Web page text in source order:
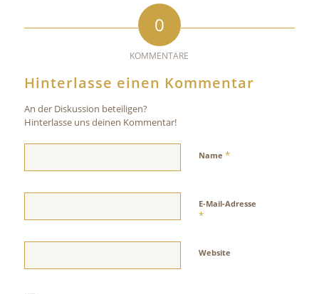
0
KOMMENTARE
Hinterlasse einen Kommentar
An der Diskussion beteiligen?
Hinterlasse uns deinen Kommentar!
Name *
E-Mail-Adresse
*
Website